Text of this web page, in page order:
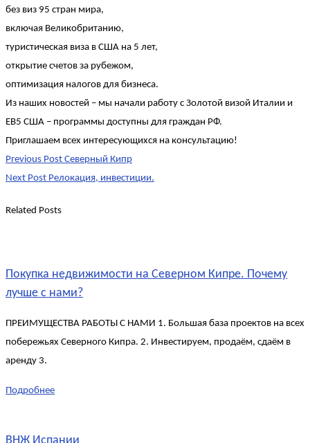
без виз 95 стран мира,
включая Великобританию,
туристическая виза в США на 5 лет,
открытие счетов за рубежом,
оптимизация налогов для бизнеса.
Из наших новостей – мы начали работу с Золотой визой Италии и
EB5 США – программы доступны для граждан РФ.
Приглашаем всех интересующихся на консультацию!
Post
navigation
Previous Post Северный Кипр
Next Post Релокация, инвестиции.
Related Posts
Покупка недвижимости на Северном Кипре. Почему
лучше с нами?
ПРЕИМУЩЕСТВА РАБОТЫ С НАМИ 1. Большая база проектов на всех
побережьях Северного Кипра. 2. Инвестируем, продаём, сдаём в
аренду 3.
Подробнее
ВНЖ Испании